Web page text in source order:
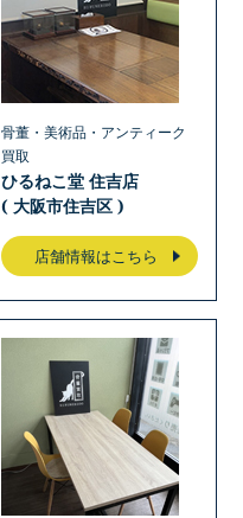
骨董・美術品・アンティーク
買取
ひるねこ堂 住吉店
( 大阪市住吉区 )
店舗情報はこちら